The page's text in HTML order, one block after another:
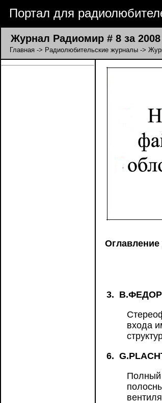
Портал для
Журнал Радиомир # 8 за 2008
Главная -> Радиолюбительские журналы ->
3.
входа
6.
Полный